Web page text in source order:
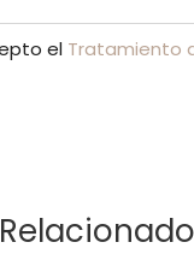
el Tratamiento